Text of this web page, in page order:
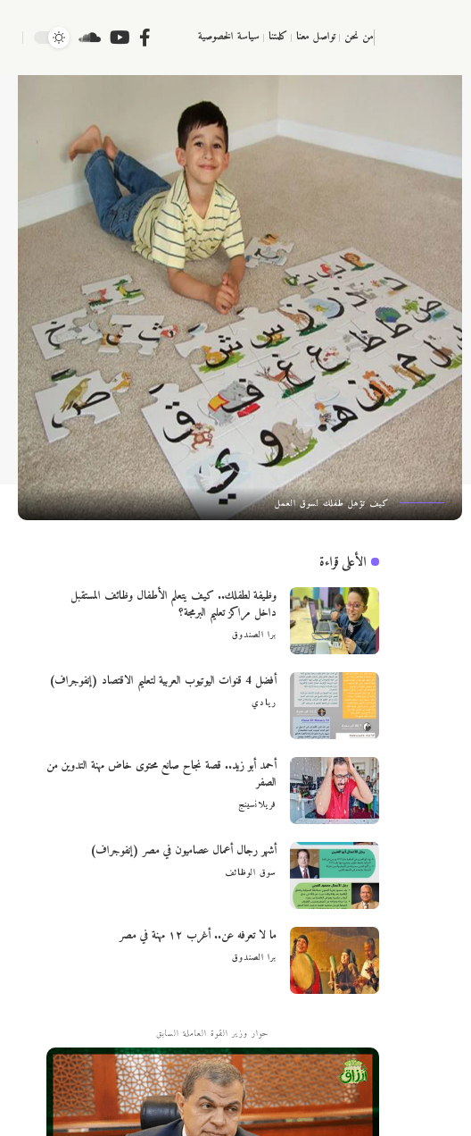
من نحن تواصل معنا كلمتنا سياسة الخصوصية
كيف تؤهل طفلك لسوق العمل
الأعلى قراءة
وظيفة لطفلك.. كيف يتعلم الأطفال وظائف المستقبل
داخل مراكز تعليم البرمجة؟
برا الصندوق
أفضل 4 قنوات اليوتيوب العربية لتعليم الاقتصاد (إنفوجراف)
ريادي
أحمد أبو زيد.. قصة نجاح صانع محتوى خاض مهنة التدوين من
الصفر
فريلانسينج
أشهر رجال أعمال عصاميون في مصر (إنفوجراف)
سوق الوظائف
ما لا تعرفه عن.. أغرب ١٢ مهنة في مصر
برا الصندوق
حوار وزير القوة العاملة السابق